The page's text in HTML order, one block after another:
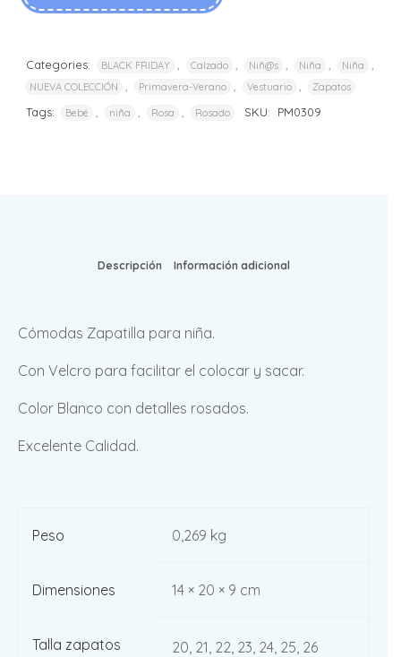
Categories: BLACK FRIDAY Calzado Niñ@s Niña Niña
NUEVA COLECCIÓN Primavera-Verano Vestuario Zapatos
Tags: Bebé niña Rosa Rosado SKU: PM0309
Descripción Información adicional
Cómodas Zapatilla para niña.
Con Velcro para facilitar el colocar y sacar.
Color Blanco con detalles rosados.
Excelente Calidad.
Peso 0,269 kg
Dimensiones 14 × 20 × 9 cm
Talla zapatos 20, 21, 22, 23, 24, 25, 26